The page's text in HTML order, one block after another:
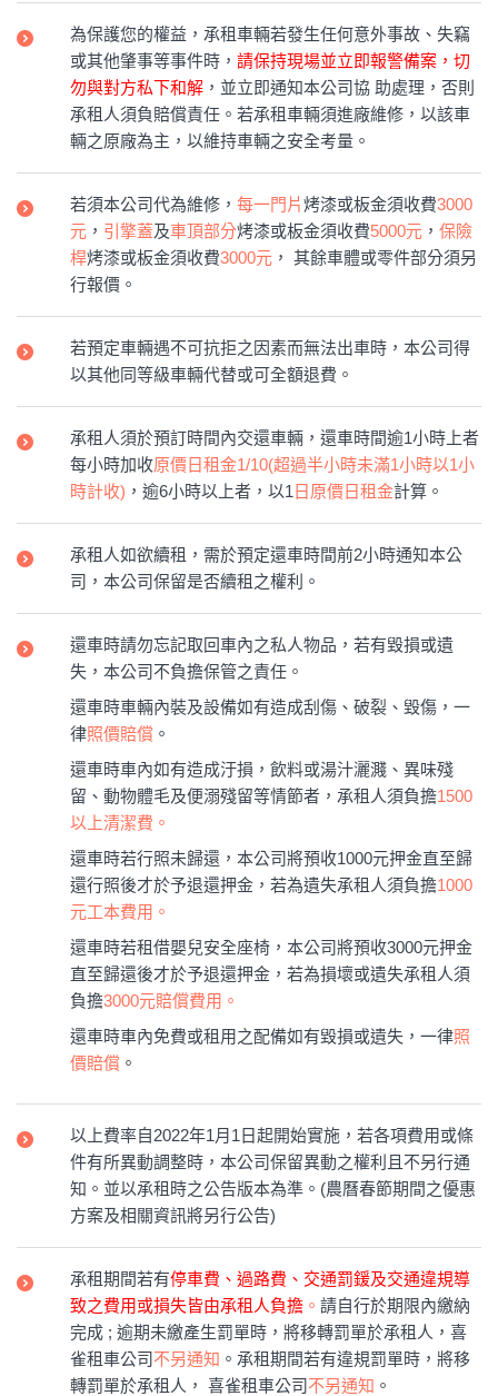
為保護您的權益，承租車輛若發生任何意外事故、失竊
或其他肇事等事件時， 請保持現場並立即報警備案，切
勿與對方私下和解 ，並立即通知本公司協 助處理，否則
承租人須負賠償責任。若承租車輛須進廠維修，以該車
輛之原廠為主，以維持車輛之安全考量。
若須本公司代為維修， 每一門片烤漆或板金須收費3000
元 ， 引擎蓋及車頂部分烤漆或板金須收費5000元 ， 保險
桿烤漆或板金須收費3000元 ， 其餘車體或零件部分須另
行報價。
若預定車輛遇不可抗拒之因素而無法出車時，本公司得
以其他同等級車輛代替或可全額退費。
承租人須於預訂時間內交還車輛，還車時間逾1小時上者
每小時加收原價日租金1/10(超過半小時未滿1小時以1小
時計收) ，逾6小時以上者，以1 日原價日租金計算。
承租人如欲續租，需於預定還車時間前2小時通知本公
司，本公司保留是否續租之權利。
還車時請勿忘記取回車內之私人物品，若有毀損或遺
失，本公司不負擔保管之責任。
還車時車輛內裝及設備如有造成刮傷、破裂、毀傷，一
律照價賠償 。
還車時車內如有造成汙損，飲料或湯汁灑濺、異味殘
留、動物體毛及便溺殘留等情節者，承租人須負擔1500
以上清潔費。
還車時若行照未歸還，本公司將預收1000元押金直至歸
還行照後才於予退還押金，若為遺失承租人須負擔1000
元工本費用。
還車時若租借嬰兒安全座椅，本公司將預收3000元押金
直至歸還後才於予退還押金，若為損壞或遺失承租人須
負擔3000元賠償費用。
還車時車內免費或租用之配備如有毀損或遺失，一律照
價賠償 。
以上費率自2022年1月1日起開始實施，若各項費用或條
件有所異動調整時，本公司保留異動之權利且不另行通
知。並以承租時之公告版本為準。(農曆春節期間之優惠
方案及相關資訊將另行公告)
承租期間若有停車費、過路費、交通罰鍰及交通違規導
致之費用或損失皆由承租人負擔 。 請自行於期限內繳納
完成 ; 逾期未繳產生罰單時，將移轉罰單於承租人，喜
雀租車公司不另通知 。承租期間若有違規罰單時，將移
轉罰單於承租人， 喜雀租車公司不另通知 。